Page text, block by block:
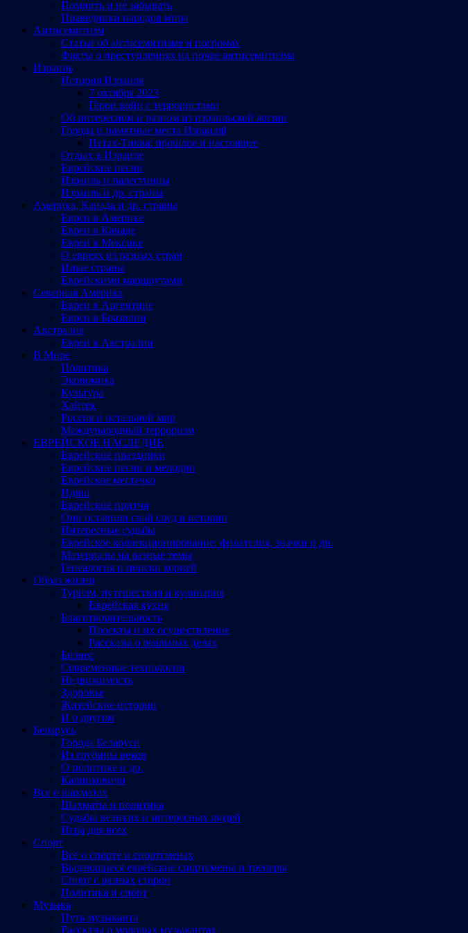
Помнить и не забывать
Праведники народов мира
Антисемитизм
Статьи об антисемитизме и погромах
Факты о преступлениях на почве антисемитизма
Израиль
История Израиля
7 октября 2023
Герои войн с террористами
Об интересном и разном из израильской жизни
Города и памятные места Израиляl
Петах-Тиква: прошлое и настоящее
Отдых в Израиле
Еврейские песни
Израиль и палестинцы
Израиль и др. страны
Америка, Канада и др. страны
Евреи в Америке
Евреи в Канаде
Евреи в Мексике
О евреях из разных стран
Иные страны
Еврейскими маршрутами
Северная Америка
Евреи в Аргентине
Евреи в Бразилии
Австралия
Евреи в Австралии
В Мире
Политика
Экономика
Культура
Хайтек
Россия и остальной мир
Международный терроризм
ЕВРЕЙСКОЕ НАСЛЕДИЕ
Еврейские праздники
Еврейские песни и мелодии
Еврейское местечко
Идиш
Еврейские притчи
Они оставили свой след в истории
Интересные судьбы
Еврейское коллекционирование: филателия, значки и др.
Материалы на разные темы
Генеалогия и поиски корней
Образ жизни
Туризм, путешествия и кулинария
Еврейская кухня
Благотворительность
Проекты и их осуществление
Рассказы о реальных делах
Бизнес
Современные технологии
Недвижимость
Здоровье
Житейские истории
И о другом
Беларусь
Города Беларуси
Из глубины веков
О политике и др.
Калинковичи
Все о шахматах
Шахматы и политика
Судьбы великих и интересных людей
Игра для всех
Спорт
Все о спорте и спортсменах
Выдающиеся еврейские спортсмены и тренеры
Спорт с разных сторон
Политика и спорт
Музыка
Путь музыканта
Рассказы о молодых музыкантах